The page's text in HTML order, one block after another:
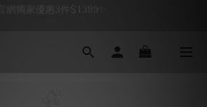
官網獨家優惠3件$1399✨